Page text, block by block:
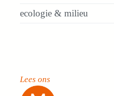
ecologie & milieu
Lees ons